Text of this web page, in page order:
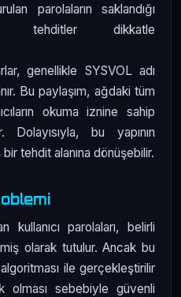
parolaların saklandığı
tehditler dikkatle
genellikle SYSVOL adı
Bu paylaşım, ağdaki tüm
okuma iznine sahip
bu yapının
tehdit alanına dönüşebilir.
kullanıcı parolaları, belirli
olarak tutulur. Ancak bu
ile gerçekleştirilir
olması sebebiyle güvenli